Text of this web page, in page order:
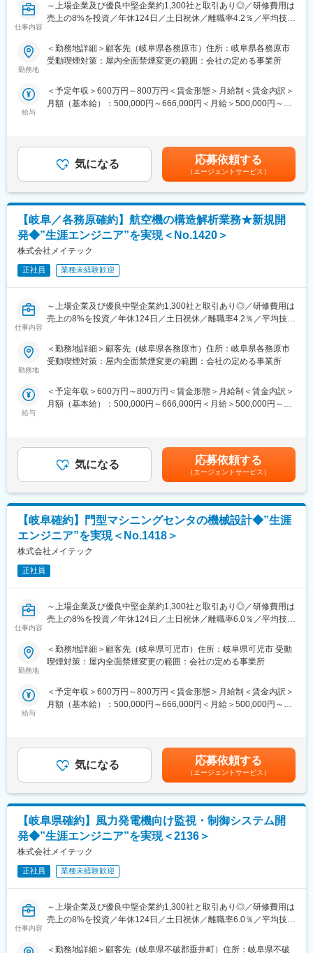
います。主に自動車や産業用機器、半導体、情報通信機器などの
さまざまなモノづくりを行う企業に、エンジニアの高度な技術力
＜事業詳細＞
年はAIやIoTなどの技術革新が進んでおり、社会におけるエンジニ
ア人材の重要性がドンドン加速しており、当社は各顧客企業の戦
＜充実した教育・研修＞
長年にわたって構築してきた教育・研修体制も当社のエンジニア
が常にお客様のニーズに応えられる理由の一つです。
エンジニアはメイテックグループの充実した研修設備や最新機材
を活用し、継続的に技術力を向上させています。研修では現役エ
ンジニアが講師を務め、市場ニーズにマッチする実用性の高いス
キル・知識を教育。現場でいち早く戦力となる人材を育成してい
ます。さらに徹底した人間力研修によってコミュニケーション力
や業務推進力といった人間力の向上にも取り組むことで、現場の
仕事内容
～上場企業及び優良中堅企業約1,300社と取引あり◎／研修費用は
売上の8%を投資／年休124日／土日祝休／離職率4.2％／平均技術
＜魅力・ポイント＞
き、不具合対応等で機体そのものを実際に見て、触る事でMEエン
ジニアとして全体のプロセスを把握する事が出来、今後航空機の
・防衛向け航空機、回転翼機の推進・燃料システムの維持設計及
び改修設計業務。
・燃料系統の設計変更による仕様検討～図面作成、改修修理の不
具合対応業務、仕様書作成後外部への発注後評価、試験業務、現
場との調整業務、マニュアルの制定・改修と幅広い業務に対応い
ただきます。
■主要取引先
株式会社デンソー／ソニーセミコンダクタソリューションズ株式
会社／三菱重工業株式会社／パナソニック株式会社／株式会社ニ
社
当社はエンジニア派遣に特化し、自動車、産業用機器、半導体、
情報通信機器などの企業に高度な技術力を提供しています。特に
＜教育・研修体制＞
長年構築してきた教育・研修体制により、エンジニアは常に顧客
力となる人材を育成します。さらに、コミュニケーション力や業
務推進力といった人間力も向上させ、現場のチーム力アップに貢
献しています。
変更の範囲：会社の定める業務
勤務地
＜勤務地詳細＞顧客先（岐阜県各務原市）住所：岐阜県各務原市
受動喫煙対策：屋内全面禁煙変更の範囲：会社の定める事業所
給与
＜予定年収＞600万円～800万円＜賃金形態＞月給制＜賃金内訳＞
月額（基本給）：500,000円～666,000円＜月給＞500,000円～
気になる 応募依頼する
（エージェントサービス）
【岐阜／各務原確約】航空機の構造解析業務★新規開
発◆”生涯エンジニア”を実現＜No.1420＞
株式会社メイテック
正社員 業種未経験歓迎
仕事内容
～上場企業及び優良中堅企業約1,300社と取引あり◎／研修費用は
売上の8%を投資／年休124日／土日祝休／離職率4.2％／平均技術
＜魅力・ポイント＞
に防衛省向けの次世代航空機の設計の最前線でご活躍頂くことに
なります。
します。NastranやAbaqusなどの解析ツールを用いて、構造設計
に対する強度計算やサイジングを実施し、設計の妥当性を評価・
検証する業務です。
■チーム構成：
6～10人
■チーム構成の内 当社メンバー：
1～2人
会社／三菱重工業株式会社／パナソニック株式会社／株式会社ニ
コン／トヨタ自動車株式会社／株式会社日立ハイテク／株式会社
社
情報通信機器などの企業に高度な技術力を提供しています。特に
設計開発から評価試験までのミドルレンジの製品開発を強みと
長年構築してきた教育・研修体制により、エンジニアは常に顧客
のニーズに応えられるよう最新技術を学び続けています。現役エ
ンジニアが講師を務め、実用性の高いスキル・知識を教育し、戦
力となる人材を育成します。さらに、コミュニケーション力や業
務推進力といった人間力も向上させ、現場のチーム力アップに貢
献しています。
変更の範囲：会社の定める業務
勤務地
＜勤務地詳細＞顧客先（岐阜県各務原市）住所：岐阜県各務原市
受動喫煙対策：屋内全面禁煙変更の範囲：会社の定める事業所
給与
＜予定年収＞600万円～800万円＜賃金形態＞月給制＜賃金内訳＞
月額（基本給）：500,000円～666,000円＜月給＞500,000円～
目安の金額であり、選考を通じて上下する可能性があります。月
給(月額)は固定手当を含めた表記です。
気になる 応募依頼する
（エージェントサービス）
【岐阜確約】門型マシニングセンタの機械設計◆”生涯
エンジニア”を実現＜No.1418＞
株式会社メイテック
正社員
仕事内容
～上場企業及び優良中堅企業約1,300社と取引あり◎／研修費用は
売上の8%を投資／年休124日／土日祝休／離職率6.0％／平均技術
＜魅力・ポイント＞
ター、歯車などの主要部品を加工するのに欠かせない工作機械の
開発業務を通じ、最新の部品加工技術やそれを支える制御技術な
大型NC工作機械（門型マシニングセンタ）に使用される筐体、ロ
ボットハンド、架台などの各構成部品に関する構造・筐体・機構
設計業務を担当します。顧客要望に基づく仕様検討から部品設
計、試験対応まで、経験に応じて幅広い工程に携わっていただき
ます。
■主要取引先：
株式会社デンソー／ソニーセミコンダクタソリューションズ株式
会社／三菱重工業株式会社／パナソニック株式会社／株式会社ニ
コン／トヨタ自動車株式会社／株式会社日立ハイテク／株式会社
■当社について：
情報通信機器などの企業に高度な技術力を提供しています。特に
勤務地
＜勤務地詳細＞顧客先（岐阜県可児市）住所：岐阜県可児市 受動
喫煙対策：屋内全面禁煙変更の範囲：会社の定める事業所
給与
＜予定年収＞600万円～800万円＜賃金形態＞月給制＜賃金内訳＞
月額（基本給）：500,000円～666,000円＜月給＞500,000円～
気になる 応募依頼する
（エージェントサービス）
【岐阜県確約】風力発電機向け監視・制御システム開
発◆”生涯エンジニア”を実現＜2136＞
株式会社メイテック
正社員 業種未経験歓迎
仕事内容
～上場企業及び優良中堅企業約1,300社と取引あり◎／研修費用は
売上の8%を投資／年休124日／土日祝休／離職率6.0％／平均技術
＜勤務地詳細＞顧客先（岐阜県不破郡垂井町）住所：岐阜県不破